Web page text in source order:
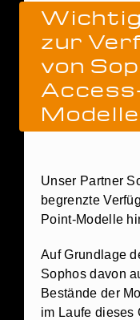
zur
von
Modelle
Unser Partner
begrenzte
Point-Modelle
Auf Grundlage
Sophos davon
Bestände der
im Laufe dieses